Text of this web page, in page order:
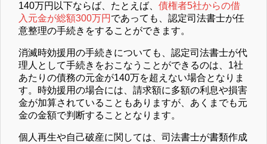
140万円以下ならば、たとえば、 債権者5社からの借
入元金が総額300万円 であっても、認定司法書士が任
意整理の手続きをすることができます。
消滅時効援用の手続きについても、認定司法書士が代
理人として手続きをおこなうことができるのは、1社
あたりの債務の元金が140万を超えない場合となりま
す。時効援用の場合には、請求額に多額の利息や損害
金が加算されていることもありますが、あくまでも元
金の金額で判断することとなります。
個人再生や自己破産に関しては、司法書士が書類作成